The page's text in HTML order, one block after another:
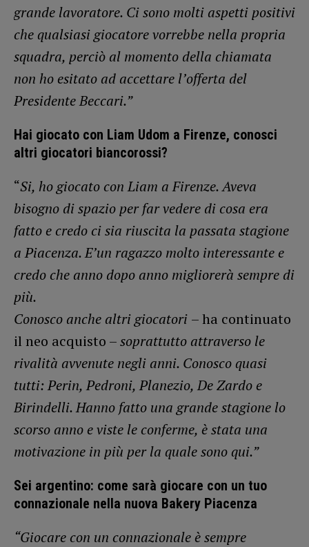
grande lavoratore. Ci sono molti aspetti positivi
che qualsiasi giocatore vorrebbe nella propria
squadra, perciò al momento della chiamata
non ho esitato ad accettare l’offerta del
Presidente Beccari.”
Hai giocato con Liam Udom a Firenze, conosci
altri giocatori biancorossi?
“Si, ho giocato con Liam a Firenze. Aveva
bisogno di spazio per far vedere di cosa era
fatto e credo ci sia riuscita la passata stagione
a Piacenza. E’un ragazzo molto interessante e
credo che anno dopo anno migliorerà sempre di
più.
Conosco anche altri giocatori – ha continuato
il neo acquisto –soprattutto attraverso le
rivalità avvenute negli anni. Conosco quasi
tutti: Perin, Pedroni, Planezio, De Zardo e
Birindelli. Hanno fatto una grande stagione lo
scorso anno e viste le conferme, è stata una
motivazione in più per la quale sono qui.”
Sei argentino: come sarà giocare con un tuo
connazionale nella nuova Bakery Piacenza
“Giocare con un connazionale è sempre